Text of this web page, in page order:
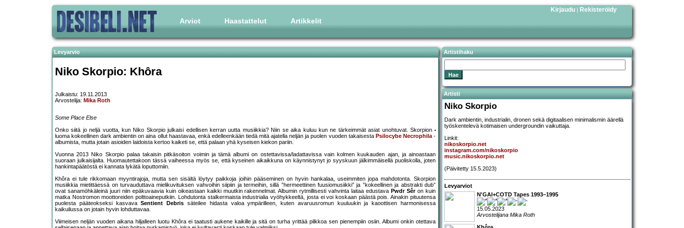
Arviot Haastattelut Artikkelit
Kirjaudu | Rekisteröidy
Levyarvio
Niko Skorpio: Khôra
Julkaistu: 19.11.2013
Arvostelija: Mika Roth
Some Place Else
Onko siitä jo neljä vuotta, kun Niko Skorpio julkaisi edellisen kerran uutta musiikkia? Niin se aika kuluu kun ne tärkeimmät asiat unohtuvat. Skorpion
luoma kokeellinen dark ambientin on aina ollut haastavaa, enkä edelleenkään tiedä mitä ajatella neljän ja puolen vuoden takaisesta Psilocybe Necrophila-
albumista, mutta jotain asioiden laidoista kertoo kaiketi se, että palaan yhä kyseisen kiekon pariin.
Vuonna 2013 Niko Skorpio palaa takaisin pitkäsoiton voimin ja tämä albumi on ostettavissa/ladattavissa vain kolmen kuukauden ajan, ja ainoastaan
suoraan julkaisijalta. Huomautettakoon tässä vaiheessa myös se, että kyseinen aikaikkuna on käynnistynyt jo syyskuun jälkimmäisellä puoliskolla, joten
hankintapäätöstä ei kannata lykätä loputtomiin.
Khôra ei tule rikkomaan myyntirajoja, mutta sen sisältä löytyy paikkoja joihin pääseminen on hyvin hankalaa, useimmiten jopa mahdotonta. Skorpion
musiikkia mietittäessä on turvauduttava mielikuvituksen vahvoihin siipiin ja termeihin, sillä ”hermeettinen fuusiomusiikki” ja ”kokeellinen ja abstrakti dub”
ovat sanamöhkäleinä juuri niin epäkuvaavia kuin oikeastaan kaikki muutkin rakennelmat. Albumin rytmillisesti vahvinta laitaa edustava Pwdr Sêron kuin
matka Nostromon moottoreiden polttoaineputkiin. Lohdutonta stalkermaista industrialia vyöhykkeeltä, josta ei voi koskaan päästä pois. Ainakin pituutensa
puolesta pääteokseksi kasvavaSentient Debris säteilee hidasta valoa ympärilleen, kuten avaruusromun kuuluukin ja kaoottisen harmonisessa
kaikuilussa on jotain hyvin lohduttavaa.
Viimeisen neljän vuoden aikana hiljalleen luotu Khôra ei taatusti aukene kaikille ja sitä on turha yrittää pilkkoa sen pienempiin osiin. Albumi onkin otettava
Artistihaku
Artisti
Niko Skorpio
Dark ambientin, industrialin, dronen sekä digitaalisen minimalismin äärellä
työskentelevä kotimaisen undergroundin vaikuttaja.
Linkit:
nikoskorpio.net
instagram.com/nikoskorpio
music.nikoskorpio.net
(Päivitetty 15.5.2023)
Levyarviot
N'GAI+COTD Tapes 1993–1995
15.05.2023
Arvostelijana Mika Roth